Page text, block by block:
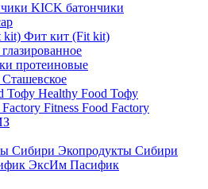
KICK батончики
Фит кит (Fit kit)
протеиновые
Сташевское
Healthy Food Тофу
Fitness Food Factory
Экопродукты Сибири
ЭксИм Пасифик